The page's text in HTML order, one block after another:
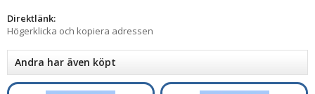
Direktlänk:
Högerklicka och kopiera adressen
Andra har även köpt